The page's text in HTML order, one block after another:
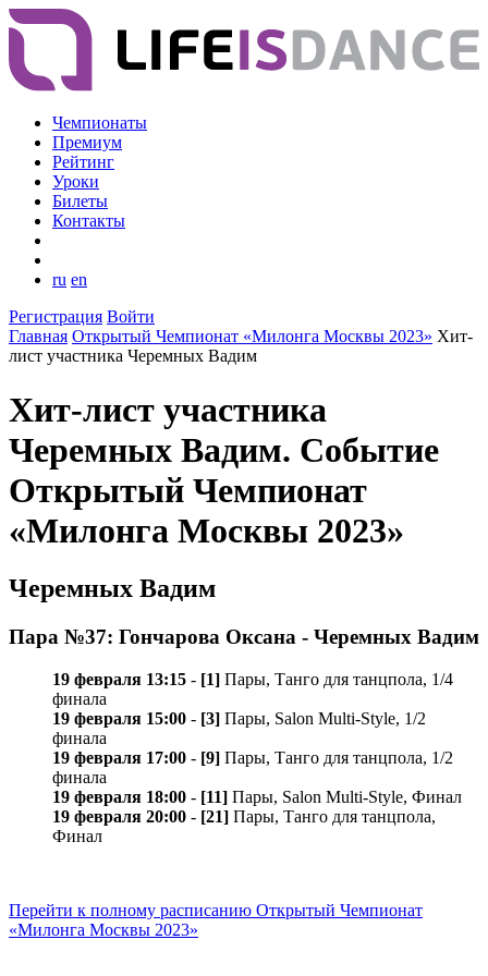
Чемпионаты
Премиум
Рейтинг
Уроки
Билеты
Контакты
ru en
Регистрация Войти
Главная Открытый Чемпионат «Милонга Москвы 2023» Хит-
лист участника Черемных Вадим
Хит-лист участника
Черемных Вадим. Событие
Открытый Чемпионат
«Милонга Москвы 2023»
Черемных Вадим
Пара №37: Гончарова Оксана - Черемных Вадим
19 февраля 13:15 - [1] Пары, Танго для танцпола, 1/4
финала
19 февраля 15:00 - [3] Пары, Salon Multi-Style, 1/2
финала
19 февраля 17:00 - [9] Пары, Танго для танцпола, 1/2
финала
19 февраля 18:00 - [11] Пары, Salon Multi-Style, Финал
19 февраля 20:00 - [21] Пары, Танго для танцпола,
Финал
Перейти к полному расписанию Открытый Чемпионат
«Милонга Москвы 2023»